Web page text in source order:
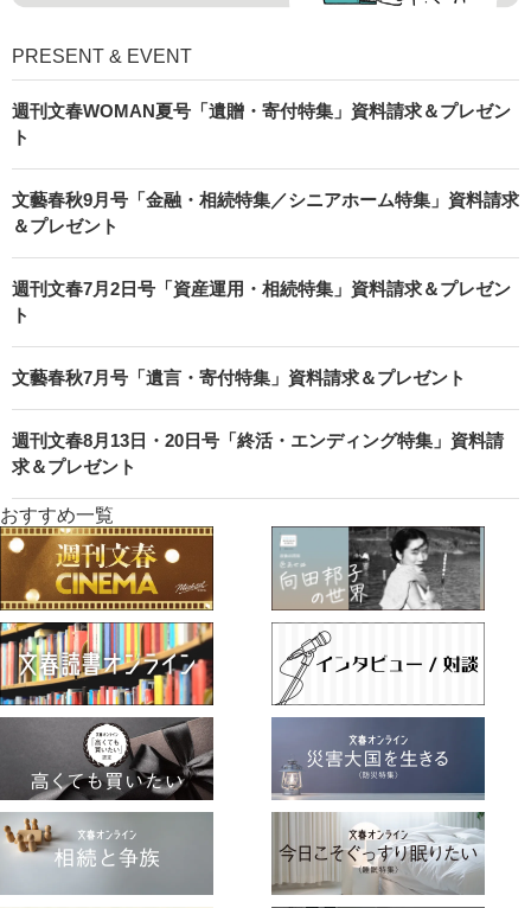
PRESENT & EVENT
週刊文春WOMAN夏号「遺贈・寄付特集」資料請求＆プレゼン
ト
文藝春秋9月号「金融・相続特集／シニアホーム特集」資料請求
＆プレゼント
週刊文春7月2日号「資産運用・相続特集」資料請求＆プレゼン
ト
文藝春秋7月号「遺言・寄付特集」資料請求＆プレゼント
週刊文春8月13日・20日号「終活・エンディング特集」資料請
求＆プレゼント
おすすめ一覧